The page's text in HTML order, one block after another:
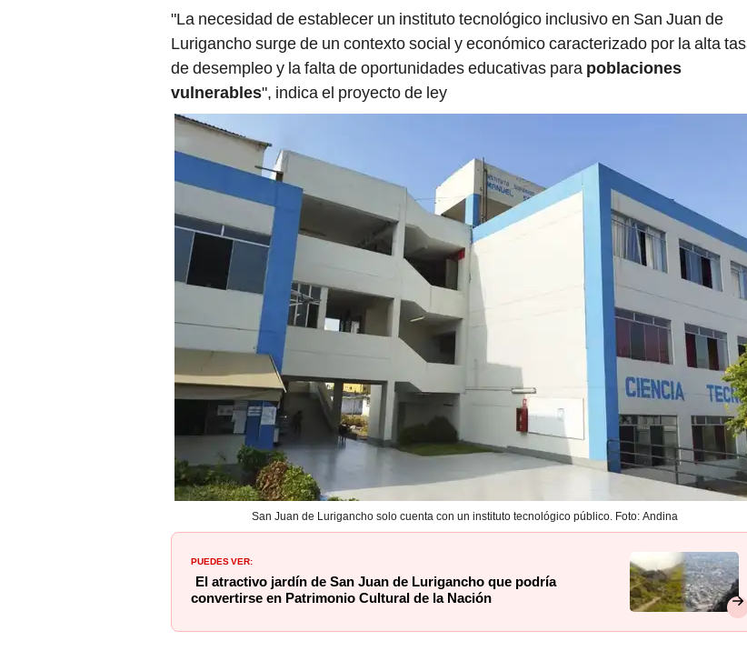
Lurigancho surge de un contexto social y económico caracterizado por la alta tasa
de desempleo y la falta de oportunidades educativas parapoblaciones
vulnerables", indica el proyecto de ley
San Juan de Lurigancho solo cuenta con un instituto tecnológico público. Foto: Andina
PUEDES VER:
El atractivo jardín de San Juan de Lurigancho que podría
convertirse en Patrimonio Cultural de la Nación